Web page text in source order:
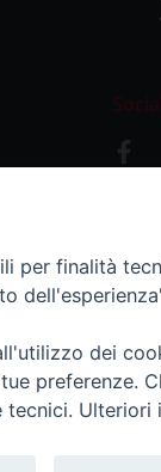
per finalità
dei
preferenze.